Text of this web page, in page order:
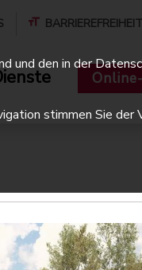
BARRIEREFREIHEIT
und den in der
stimmen Sie der